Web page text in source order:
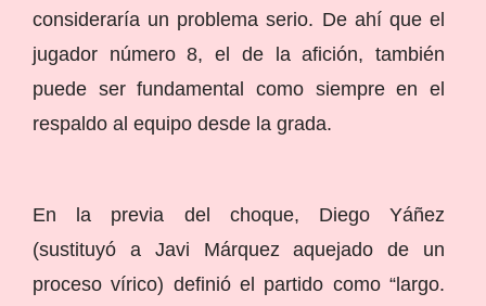
consideraría un problema serio. De ahí que el
jugador número 8, el de la afición, también
puede ser fundamental como siempre en el
respaldo al equipo desde la grada.
En la previa del choque, Diego Yáñez
(sustituyó a Javi Márquez aquejado de un
proceso vírico) definió el partido como “largo.